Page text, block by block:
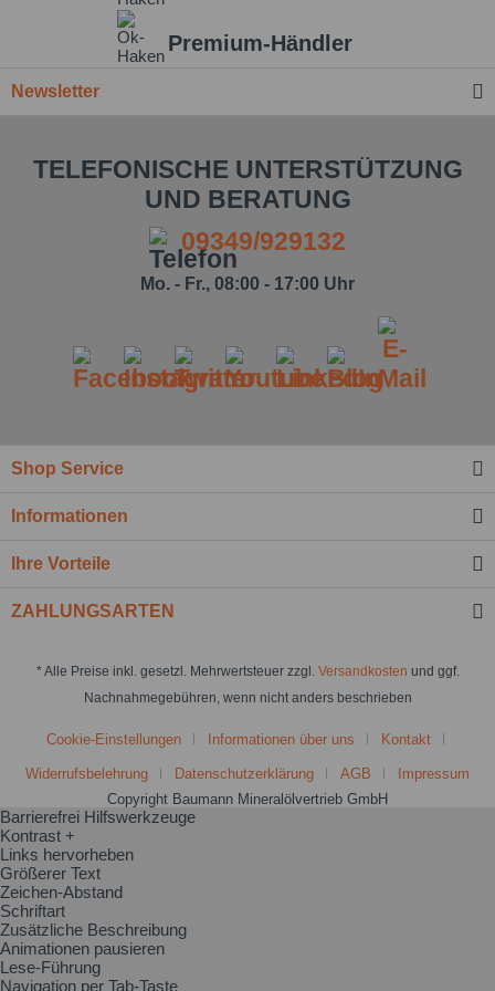
Ich habe dieDatenschutzbestimmungzur Kenntnis
Felder mit * sind Pflichtfelder.
Nachricht senden
Premium-Händler
Newsletter
TELEFONISCHE UNTERSTÜTZUNG
UND BERATUNG
09349/929132
Mo. - Fr., 08:00 - 17:00 Uhr
Shop Service
Informationen
Ihre Vorteile
ZAHLUNGSARTEN
* Alle Preise inkl. gesetzl. Mehrwertsteuer zzgl. Versandkosten und ggf.
Nachnahmegebühren, wenn nicht anders beschrieben
Cookie-Einstellungen Informationen über uns Kontakt
Widerrufsbelehrung Datenschutzerklärung AGB
Impressum
Copyright Baumann Mineralölvertrieb GmbH
Barrierefrei Hilfswerkzeuge
Kontrast +
Links hervorheben
Größerer Text
Zeichen-Abstand
Schriftart
Zusätzliche Beschreibung
Animationen pausieren
Lese-Führung
Navigation per Tab-Taste